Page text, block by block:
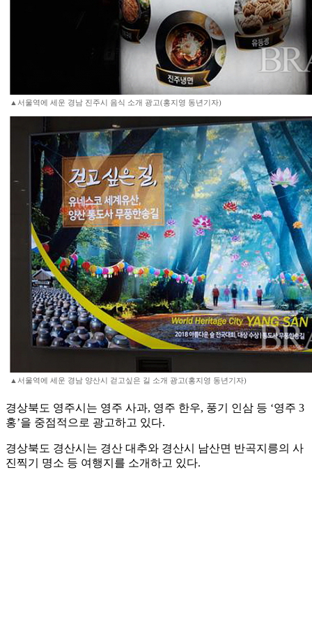
▲서울역에 세운 경남 진주시 음식 소개 광고(홍지영 동년기자)
▲서울역에 세운 경남 양산시 걷고싶은 길 소개 광고(홍지영 동년기자)
경상북도 영주시는 영주 사과, 영주 한우, 풍기 인삼 등 ‘영주 3
홍’을 중점적으로 광고하고 있다.
경상북도 경산시는 경산 대추와 경산시 남산면 반곡지릉의 사
진찍기 명소 등 여행지를 소개하고 있다.